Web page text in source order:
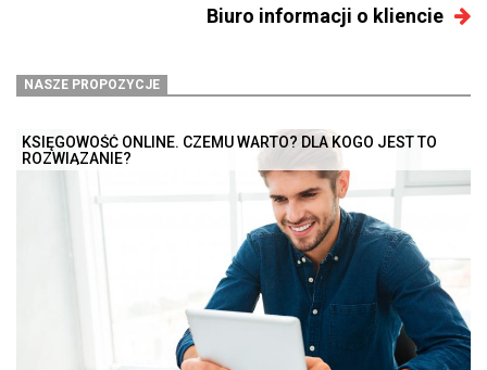
Biuro informacji o kliencie
NASZE PROPOZYCJE
KSIĘGOWOŚĆ ONLINE. CZEMU WARTO? DLA KOGO JEST TO
ROZWIĄZANIE?